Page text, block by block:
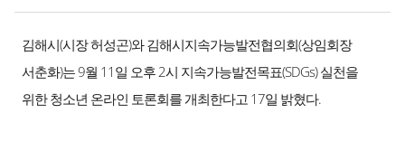
김해시(시장 허성곤)와 김해시지속가능발전협의회(상임회장
서춘화)는 9월 11일 오후 2시 지속가능발전목표(SDGs) 실천을
위한 청소년 온라인 토론회를 개최한다고 17일 밝혔다.